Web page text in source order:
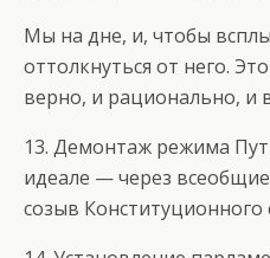
Мы на дне, и, чтобы
оттолкнуться от него.
верно, и рационально, и
13. Демонтаж режима
идеале — через
созыв Конституционного